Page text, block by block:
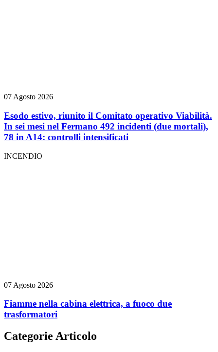
07 Agosto 2026
Esodo estivo, riunito il Comitato operativo Viabilità.
In sei mesi nel Fermano 492 incidenti (due mortali),
78 in A14: controlli intensificati
INCENDIO
07 Agosto 2026
Fiamme nella cabina elettrica, a fuoco due
trasformatori
Categorie Articolo